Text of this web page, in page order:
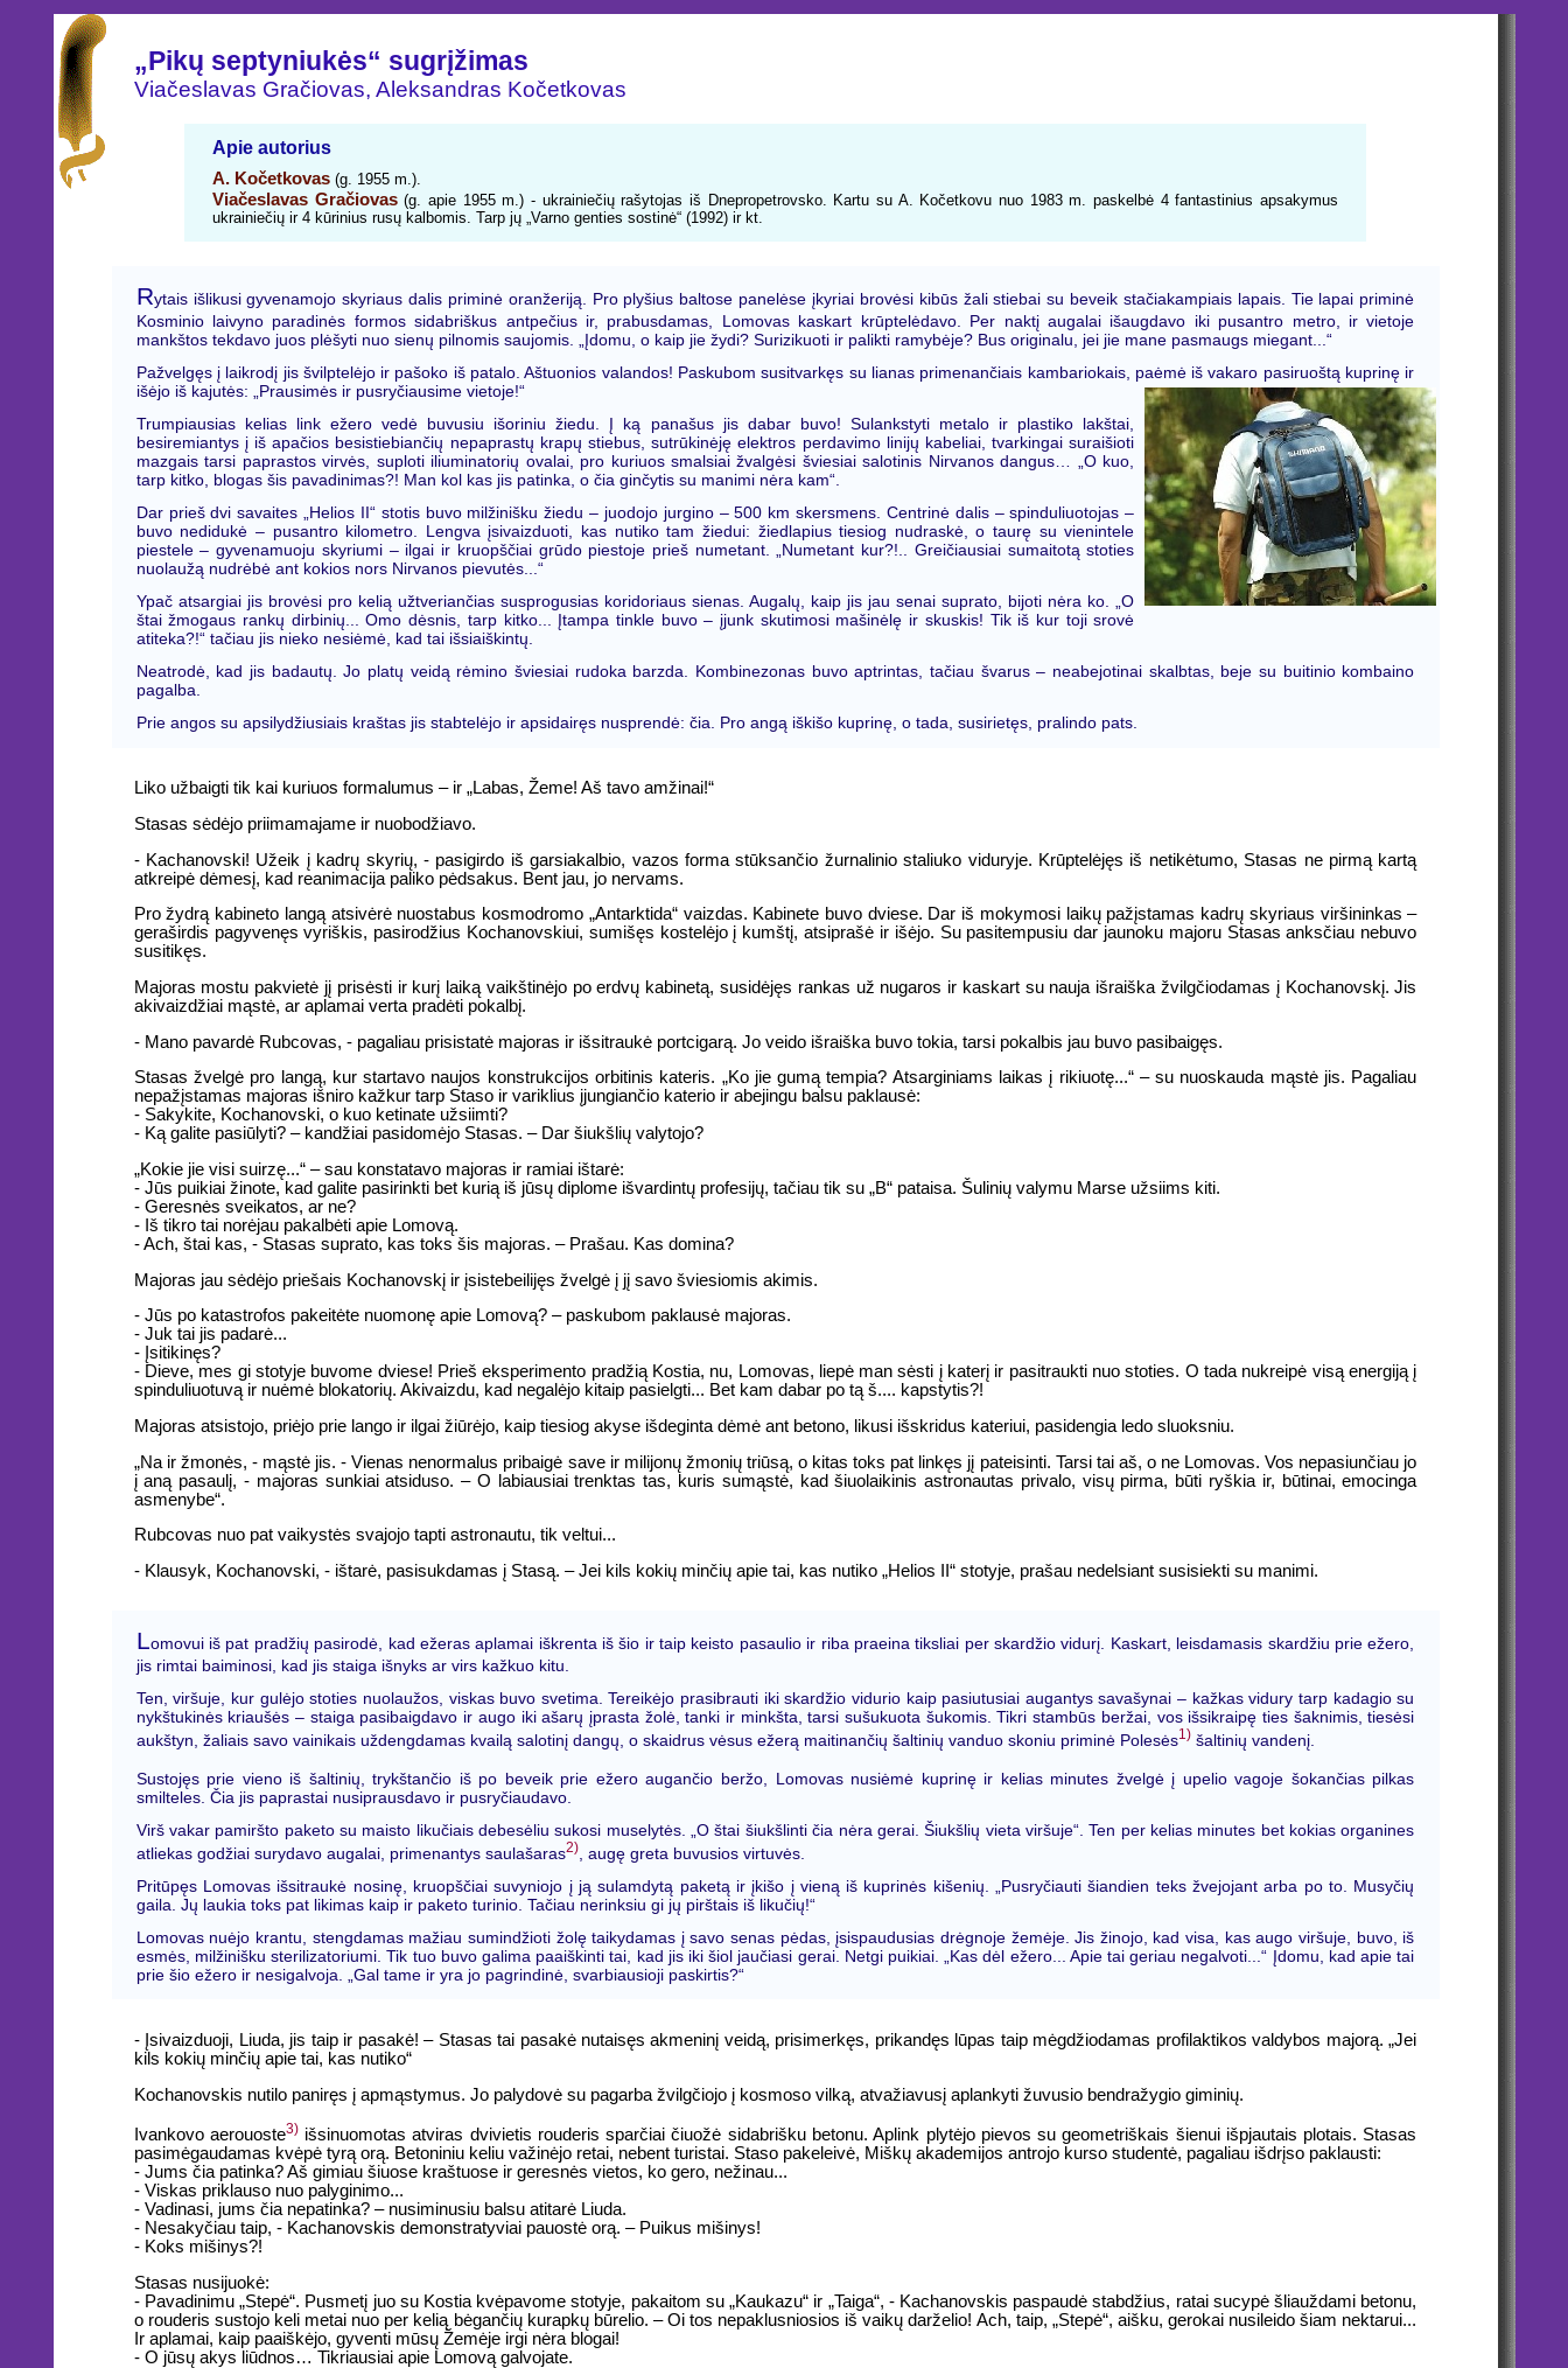
„Pikų septyniukės“ sugrįžimas
Viačeslavas Gračiovas, Aleksandras Kočetkovas
Apie autorius
A. Kočetkovas (g. 1955 m.).
Viačeslavas Gračiovas(g. apie 1955 m.) - ukrainiečių rašytojas iš Dnepropetrovsko. Kartu su A. Kočetkovu nuo 1983 m. paskelbė 4 fantastinius apsakymus
ukrainiečių ir 4 kūrinius rusų kalbomis. Tarp jų „Varno genties sostinė“ (1992) ir kt.
Rytais išlikusi gyvenamojo skyriaus dalis priminė oranžeriją. Pro plyšius baltose panelėse įkyriai brovėsi kibūs žali stiebai su beveik stačiakampiais lapais. Tie lapai priminė
Kosminio laivyno paradinės formos sidabriškus antpečius ir, prabusdamas, Lomovas kaskart krūptelėdavo. Per naktį augalai išaugdavo iki pusantro metro, ir vietoje
mankštos tekdavo juos plėšyti nuo sienų pilnomis saujomis. „Įdomu, o kaip jie žydi? Surizikuoti ir palikti ramybėje? Bus originalu, jei jie mane pasmaugs miegant...“
Pažvelgęs į laikrodį jis švilptelėjo ir pašoko iš patalo. Aštuonios valandos! Paskubom susitvarkęs su lianas primenančiais kambariokais, paėmė iš vakaro pasiruoštą kuprinę ir
išėjo iš kajutės: „Prausimės ir pusryčiausime vietoje!“
Trumpiausias kelias link ežero vedė buvusiu išoriniu žiedu. Į ką panašus jis dabar buvo! Sulankstyti metalo ir plastiko lakštai,
besiremiantys į iš apačios besistiebiančių nepaprastų krapų stiebus, sutrūkinėję elektros perdavimo linijų kabeliai, tvarkingai suraišioti
mazgais tarsi paprastos virvės, suploti iliuminatorių ovalai, pro kuriuos smalsiai žvalgėsi šviesiai salotinis Nirvanos dangus… „O kuo,
tarp kitko, blogas šis pavadinimas?! Man kol kas jis patinka, o čia ginčytis su manimi nėra kam“.
Dar prieš dvi savaites „Helios II“ stotis buvo milžinišku žiedu – juodojo jurgino – 500 km skersmens. Centrinė dalis – spinduliuotojas –
buvo nedidukė – pusantro kilometro. Lengva įsivaizduoti, kas nutiko tam žiedui: žiedlapius tiesiog nudraskė, o taurę su vienintele
piestele – gyvenamuoju skyriumi – ilgai ir kruopščiai grūdo piestoje prieš numetant. „Numetant kur?!.. Greičiausiai sumaitotą stoties
nuolaužą nudrėbė ant kokios nors Nirvanos pievutės...“
Ypač atsargiai jis brovėsi pro kelią užtveriančias susprogusias koridoriaus sienas. Augalų, kaip jis jau senai suprato, bijoti nėra ko. „O
štai žmogaus rankų dirbinių... Omo dėsnis, tarp kitko... Įtampa tinkle buvo – įjunk skutimosi mašinėlę ir skuskis! Tik iš kur toji srovė
atiteka?!“ tačiau jis nieko nesiėmė, kad tai išsiaiškintų.
Neatrodė, kad jis badautų. Jo platų veidą rėmino šviesiai rudoka barzda. Kombinezonas buvo aptrintas, tačiau švarus – neabejotinai skalbtas, beje su buitinio kombaino
pagalba.
Prie angos su apsilydžiusiais kraštas jis stabtelėjo ir apsidairęs nusprendė: čia. Pro angą iškišo kuprinę, o tada, susirietęs, pralindo pats.
Liko užbaigti tik kai kuriuos formalumus – ir „Labas, Žeme! Aš tavo amžinai!“
Stasas sėdėjo priimamajame ir nuobodžiavo.
- Kachanovski! Užeik į kadrų skyrių, - pasigirdo iš garsiakalbio, vazos forma stūksančio žurnalinio staliuko viduryje. Krūptelėjęs iš netikėtumo, Stasas ne pirmą kartą
atkreipė dėmesį, kad reanimacija paliko pėdsakus. Bent jau, jo nervams.
Pro žydrą kabineto langą atsivėrė nuostabus kosmodromo „Antarktida“ vaizdas. Kabinete buvo dviese. Dar iš mokymosi laikų pažįstamas kadrų skyriaus viršininkas –
geraširdis pagyvenęs vyriškis, pasirodžius Kochanovskiui, sumišęs kostelėjo į kumštį, atsiprašė ir išėjo. Su pasitempusiu dar jaunoku majoru Stasas anksčiau nebuvo
susitikęs.
Majoras mostu pakvietė jį prisėsti ir kurį laiką vaikštinėjo po erdvų kabinetą, susidėjęs rankas už nugaros ir kaskart su nauja išraiška žvilgčiodamas į Kochanovskį. Jis
akivaizdžiai mąstė, ar aplamai verta pradėti pokalbį.
- Mano pavardė Rubcovas, - pagaliau prisistatė majoras ir išsitraukė portcigarą. Jo veido išraiška buvo tokia, tarsi pokalbis jau buvo pasibaigęs.
Stasas žvelgė pro langą, kur startavo naujos konstrukcijos orbitinis kateris. „Ko jie gumą tempia? Atsarginiams laikas į rikiuotę...“ – su nuoskauda mąstė jis. Pagaliau
nepažįstamas majoras išniro kažkur tarp Staso ir variklius įjungiančio katerio ir abejingu balsu paklausė:
- Sakykite, Kochanovski, o kuo ketinate užsiimti?
- Ką galite pasiūlyti? – kandžiai pasidomėjo Stasas. – Dar šiukšlių valytojo?
„Kokie jie visi suirzę...“ – sau konstatavo majoras ir ramiai ištarė:
- Jūs puikiai žinote, kad galite pasirinkti bet kurią iš jūsų diplome išvardintų profesijų, tačiau tik su „B“ pataisa. Šulinių valymu Marse užsiims kiti.
- Geresnės sveikatos, ar ne?
- Iš tikro tai norėjau pakalbėti apie Lomovą.
- Ach, štai kas, - Stasas suprato, kas toks šis majoras. – Prašau. Kas domina?
Majoras jau sėdėjo priešais Kochanovskį ir įsistebeilijęs žvelgė į jį savo šviesiomis akimis.
- Jūs po katastrofos pakeitėte nuomonę apie Lomovą? – paskubom paklausė majoras.
- Juk tai jis padarė...
- Įsitikinęs?
- Dieve, mes gi stotyje buvome dviese! Prieš eksperimento pradžią Kostia, nu, Lomovas, liepė man sėsti į katerį ir pasitraukti nuo stoties. O tada nukreipė visą energiją į
spinduliuotuvą ir nuėmė blokatorių. Akivaizdu, kad negalėjo kitaip pasielgti... Bet kam dabar po tą š.... kapstytis?!
Majoras atsistojo, priėjo prie lango ir ilgai žiūrėjo, kaip tiesiog akyse išdeginta dėmė ant betono, likusi išskridus kateriui, pasidengia ledo sluoksniu.
„Na ir žmonės, - mąstė jis. - Vienas nenormalus pribaigė save ir milijonų žmonių triūsą, o kitas toks pat linkęs jį pateisinti. Tarsi tai aš, o ne Lomovas. Vos nepasiunčiau jo
į aną pasaulį, - majoras sunkiai atsiduso. – O labiausiai trenktas tas, kuris sumąstė, kad šiuolaikinis astronautas privalo, visų pirma, būti ryškia ir, būtinai, emocinga
asmenybe“.
Rubcovas nuo pat vaikystės svajojo tapti astronautu, tik veltui...
- Klausyk, Kochanovski, - ištarė, pasisukdamas į Stasą. – Jei kils kokių minčių apie tai, kas nutiko „Helios II“ stotyje, prašau nedelsiant susisiekti su manimi.
Lomovui iš pat pradžių pasirodė, kad ežeras aplamai iškrenta iš šio ir taip keisto pasaulio ir riba praeina tiksliai per skardžio vidurį. Kaskart, leisdamasis skardžiu prie ežero,
jis rimtai baiminosi, kad jis staiga išnyks ar virs kažkuo kitu.
Ten, viršuje, kur gulėjo stoties nuolaužos, viskas buvo svetima. Tereikėjo prasibrauti iki skardžio vidurio kaip pasiutusiai augantys savašynai – kažkas vidury tarp kadagio su
nykštukinės kriaušės – staiga pasibaigdavo ir augo iki ašarų įprasta žolė, tanki ir minkšta, tarsi sušukuota šukomis. Tikri stambūs beržai, vos išsikraipę ties šaknimis, tiesėsi
aukštyn, žaliais savo vainikais uždengdamas kvailą salotinį dangų, o skaidrus vėsus ežerą maitinančių šaltinių vanduo skoniu priminė Polesės1)šaltinių vandenį.
Sustojęs prie vieno iš šaltinių, trykštančio iš po beveik prie ežero augančio beržo, Lomovas nusiėmė kuprinę ir kelias minutes žvelgė į upelio vagoje šokančias pilkas
smilteles. Čia jis paprastai nusiprausdavo ir pusryčiaudavo.
Virš vakar pamiršto paketo su maisto likučiais debesėliu sukosi muselytės. „O štai šiukšlinti čia nėra gerai. Šiukšlių vieta viršuje“. Ten per kelias minutes bet kokias organines
atliekas godžiai surydavo augalai, primenantys saulašaras2), augę greta buvusios virtuvės.
Pritūpęs Lomovas išsitraukė nosinę, kruopščiai suvyniojo į ją sulamdytą paketą ir įkišo į vieną iš kuprinės kišenių. „Pusryčiauti šiandien teks žvejojant arba po to. Musyčių
gaila. Jų laukia toks pat likimas kaip ir paketo turinio. Tačiau nerinksiu gi jų pirštais iš likučių!“
Lomovas nuėjo krantu, stengdamas mažiau sumindžioti žolę taikydamas į savo senas pėdas, įsispaudusias drėgnoje žemėje. Jis žinojo, kad visa, kas augo viršuje, buvo, iš
esmės, milžinišku sterilizatoriumi. Tik tuo buvo galima paaiškinti tai, kad jis iki šiol jaučiasi gerai. Netgi puikiai. „Kas dėl ežero... Apie tai geriau negalvoti...“ Įdomu, kad apie tai
prie šio ežero ir nesigalvoja. „Gal tame ir yra jo pagrindinė, svarbiausioji paskirtis?“
- Įsivaizduoji, Liuda, jis taip ir pasakė! – Stasas tai pasakė nutaisęs akmeninį veidą, prisimerkęs, prikandęs lūpas taip mėgdžiodamas profilaktikos valdybos majorą. „Jei
kils kokių minčių apie tai, kas nutiko“
Kochanovskis nutilo paniręs į apmąstymus. Jo palydovė su pagarba žvilgčiojo į kosmoso vilką, atvažiavusį aplankyti žuvusio bendražygio giminių.
Ivankovo aerouoste3)išsinuomotas atviras dvivietis rouderis sparčiai čiuožė sidabrišku betonu. Aplink plytėjo pievos su geometriškais šienui išpjautais plotais. Stasas
pasimėgaudamas kvėpė tyrą orą. Betoniniu keliu važinėjo retai, nebent turistai. Staso pakeleivė, Miškų akademijos antrojo kurso studentė, pagaliau išdrįso paklausti:
- Jums čia patinka? Aš gimiau šiuose kraštuose ir geresnės vietos, ko gero, nežinau...
- Viskas priklauso nuo palyginimo...
- Vadinasi, jums čia nepatinka? – nusiminusiu balsu atitarė Liuda.
- Nesakyčiau taip, - Kachanovskis demonstratyviai pauostė orą. – Puikus mišinys!
- Koks mišinys?!
Stasas nusijuokė:
- Pavadinimu „Stepė“. Pusmetį juo su Kostia kvėpavome stotyje, pakaitom su „Kaukazu“ ir „Taiga“, - Kachanovskis paspaudė stabdžius, ratai sucypė šliauždami betonu,
o rouderis sustojo keli metai nuo per kelią bėgančių kurapkų būrelio. – Oi tos nepaklusniosios iš vaikų darželio! Ach, taip, „Stepė“, aišku, gerokai nusileido šiam nektarui...
Ir aplamai, kaip paaiškėjo, gyventi mūsų Žemėje irgi nėra blogai!
- O jūsų akys liūdnos… Tikriausiai apie Lomovą galvojate.